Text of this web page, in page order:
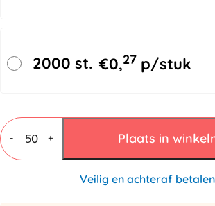
2000 st. €0,27 p/stuk
-
Brievenbusdozen
A4
310x220x28mm
wit
+ Plaats in
Veilig en achteraf betalen